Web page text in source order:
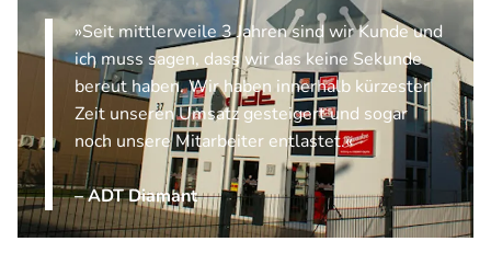
»Seit mittlerweile 3 Jahren sind wir Kunde und
ich muss sagen, dass wir das keine Sekunde
bereut haben. Wir haben innerhalb kürzester
Zeit unseren Umsatz gesteigert und sogar
noch unsere Mitarbeiter entlastet.«
– ADT Diamant